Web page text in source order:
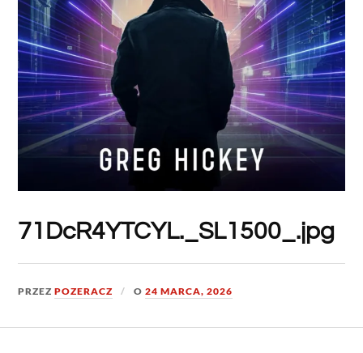
71DcR4YTCYL._SL1500_.jpg
PRZEZPOZERACZ O24 MARCA, 2026